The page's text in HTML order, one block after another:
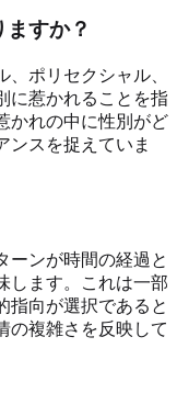
すか？
ポリセクシャル、
に惹かれることを指
かれの中に性別がど
ンスを捉えていま
ーンが時間の経過と
します。これは一部
指向が選択であると
の複雑さを反映して